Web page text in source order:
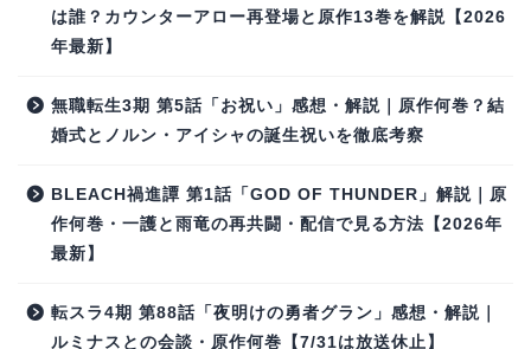
は誰？カウンターアロー再登場と原作13巻を解説【2026
年最新】
無職転生3期 第5話「お祝い」感想・解説｜原作何巻？結
婚式とノルン・アイシャの誕生祝いを徹底考察
BLEACH禍進譚 第1話「GOD OF THUNDER」解説｜原
作何巻・一護と雨竜の再共闘・配信で見る方法【2026年
最新】
転スラ4期 第88話「夜明けの勇者グラン」感想・解説｜
ルミナスとの会談・原作何巻【7/31は放送休止】